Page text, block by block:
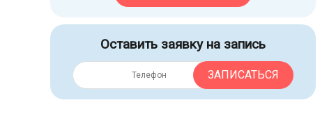
Оставить заявку на запись
ЗАПИСАТЬСЯ